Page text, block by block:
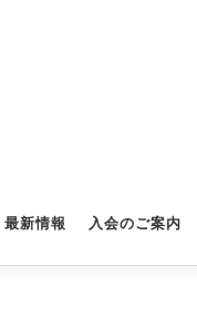
最新情報 入会のご案内